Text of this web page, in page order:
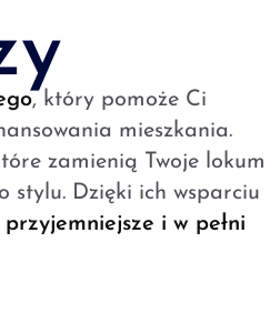
, który pomoże Ci
mieszkania.
zamienią Twoje lokum
stylu. Dzięki ich wsparciu
i w pełni